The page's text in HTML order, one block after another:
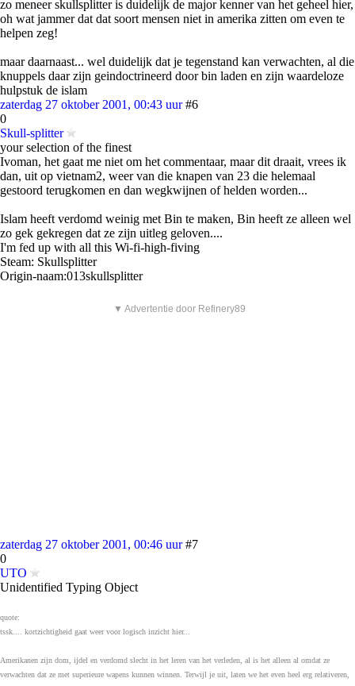
zo meneer skullsplitter is duidelijk de major kenner van het geheel hier,
oh wat jammer dat dat soort mensen niet in amerika zitten om even te
helpen zeg!
maar daarnaast... wel duidelijk dat je tegenstand kan verwachten, al die
knuppels daar zijn geindoctrineerd door bin laden en zijn waardeloze
hulpstuk de islam
zaterdag 27 oktober 2001, 00:43 uur #6
0
Skull-splitter
your selection of the finest
Ivoman, het gaat me niet om het commentaar, maar dit draait, vrees ik
dan, uit op vietnam2, weer van die knapen van 23 die helemaal
gestoord terugkomen en dan wegkwijnen of helden worden...
Islam heeft verdomd weinig met Bin te maken, Bin heeft ze alleen wel
zo gek gekregen dat ze zijn uitleg geloven....
I'm fed up with all this Wi-fi-high-fiving
Steam: Skullsplitter
Origin-naam:013skullsplitter
▼ Advertentie door Refinery89
zaterdag 27 oktober 2001, 00:46 uur #7
0
UTO
Unidentified Typing Object
quote:
tssk.... kortzichtigheid gaat weer voor logisch inzicht hier...
Amerikanen zijn dom, ijdel en verdomd slecht in het leren van het verleden, al is het alleen al omdat ze
verwachten dat ze met superieure wapens kunnen winnen. Terwijl je uit, laten we het even heel erg relativeren,